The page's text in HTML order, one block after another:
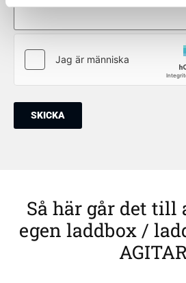
Så här går det till
egen laddbox /
AGITAR